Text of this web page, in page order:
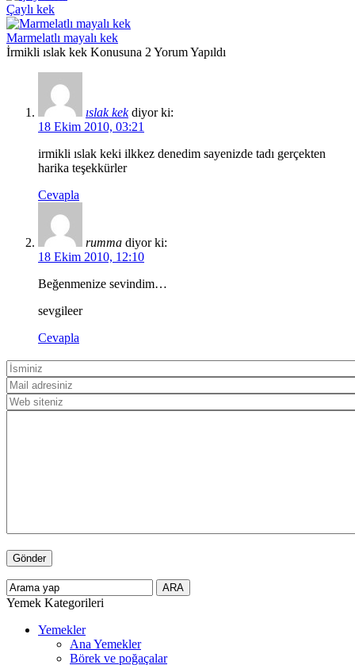
Çaylı kek
Marmelatlı mayalı kek
İrmikli ıslak kek Konusuna 2 Yorum Yapıldı
ıslak kek diyor ki:
18 Ekim 2010, 03:21
irmikli ıslak keki ilkkez denedim sayenizde tadı gerçekten
harika teşekkürler
Cevapla
rumma diyor ki:
18 Ekim 2010, 12:10
Beğenmenize sevindim…
sevgileer
Cevapla
Yemek Kategorileri
Yemekler
Ana Yemekler
Börek ve poğaçalar